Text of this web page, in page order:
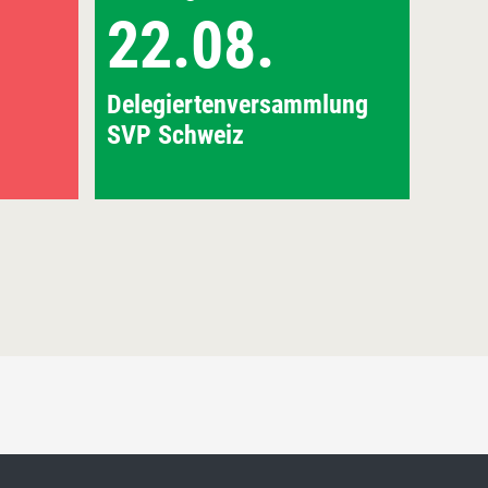
22.08.
Delegiertenversammlung
SVP Schweiz